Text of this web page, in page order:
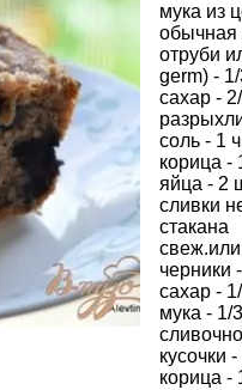
мука из
обычная
отруби
germ) -
сахар -
соль - 1
корица -
яйца - 2
сливки
стакана
черники
сахар -
мука - 1/
кусочки -
корица -